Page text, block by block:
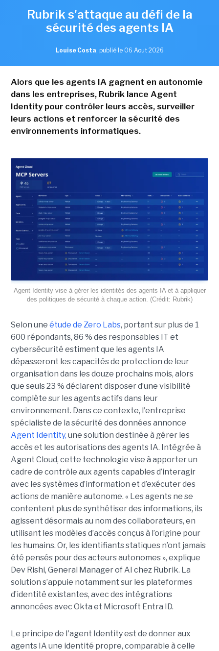
Rubrik s'attaque au défi de la
sécurité des agents IA
Louise Costa, publié le 06 Aout 2026
Alors que les agents IA gagnent en autonomie
dans les entreprises, Rubrik lance Agent
Identity pour contrôler leurs accès, surveiller
leurs actions et renforcer la sécurité des
environnements informatiques.
Agent Identity vise à gérer les identités des agents IA et à appliquer
des politiques de sécurité à chaque action. (Crédit: Rubrik)
Selon une étude de Zero Labs, portant sur plus de 1
600 répondants, 86 % des responsables IT et
cybersécurité estiment que les agents IA
dépasseront les capacités de protection de leur
organisation dans les douze prochains mois, alors
que seuls 23 % déclarent disposer d’une visibilité
complète sur les agents actifs dans leur
environnement. Dans ce contexte, l'entreprise
spécialiste de la sécurité des données annonce
Agent Identity, une solution destinée à gérer les
accès et les autorisations des agents IA. Intégrée à
Agent Cloud, cette technologie vise à apporter un
cadre de contrôle aux agents capables d’interagir
avec les systèmes d’information et d’exécuter des
actions de manière autonome. « Les agents ne se
contentent plus de synthétiser des informations, ils
agissent désormais au nom des collaborateurs, en
utilisant les modèles d’accès conçus à l’origine pour
les humains. Or, les identifiants statiques n’ont jamais
été pensés pour des acteurs autonomes », explique
Dev Rishi, General Manager of AI chez Rubrik. La
solution s’appuie notamment sur les plateformes
d’identité existantes, avec des intégrations
annoncées avec Okta et Microsoft Entra ID.
Le principe de l'agent Identity est de donner aux
agents IA une identité propre, comparable à celle